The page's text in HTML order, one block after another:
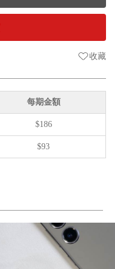
收藏
每期金額
$186
$93